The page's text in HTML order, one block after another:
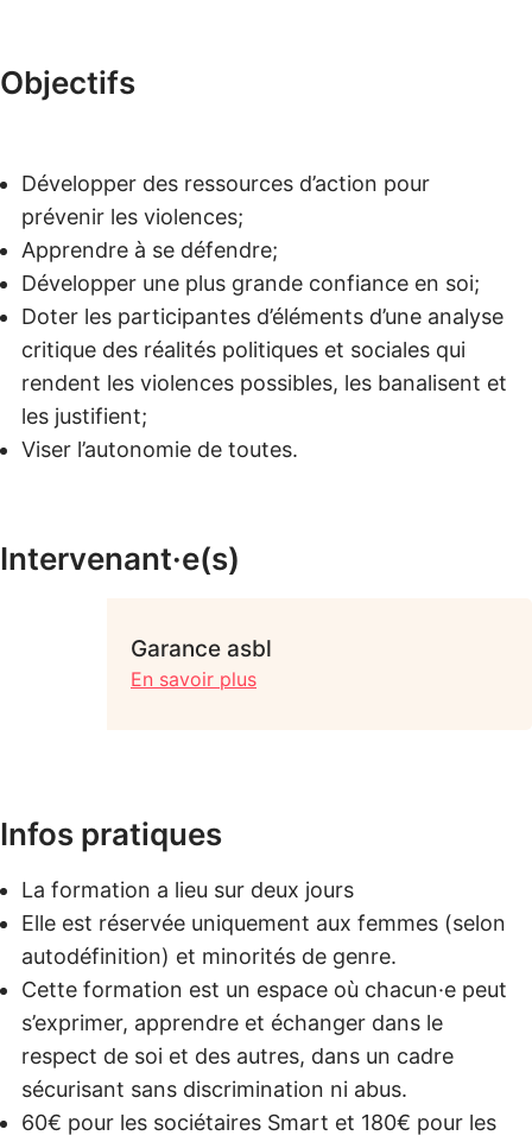
Objectifs
Développer des ressources d’action pour
prévenir les violences;
Apprendre à se défendre;
Développer une plus grande confiance en soi;
Doter les participantes d’éléments d’une analyse
critique des réalités politiques et sociales qui
rendent les violences possibles, les banalisent et
les justifient;
Viser l’autonomie de toutes.
Intervenant·e(s)
Garance asbl
En savoir plus
Infos pratiques
La formation a lieu sur deux jours
Elle est réservée uniquement aux femmes (selon
autodéfinition) et minorités de genre.
Cette formation est un espace où chacun·e peut
s’exprimer, apprendre et échanger dans le
respect de soi et des autres, dans un cadre
sécurisant sans discrimination ni abus.
60€ pour les sociétaires Smart et 180€ pour les